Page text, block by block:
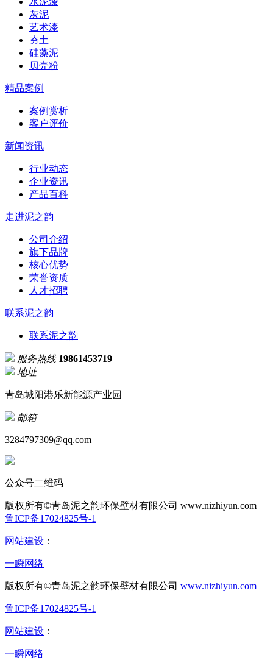
灰泥
艺术漆
夯土
硅藻泥
贝壳粉
精品案例
案例赏析
客户评价
新闻资讯
行业动态
企业资讯
产品百科
走进泥之韵
公司介绍
旗下品牌
核心优势
荣誉资质
人才招聘
联系泥之韵
联系泥之韵
服务热线 19861453719
地址
青岛城阳港乐新能源产业园
邮箱
3284797309@qq.com
公众号二维码
版权所有©青岛泥之韵环保壁材有限公司 www.nizhiyun.com
鲁ICP备17024825号-1
网站建设 ：
一瞬网络
版权所有©青岛泥之韵环保壁材有限公司 www.nizhiyun.com
鲁ICP备17024825号-1
网站建设 ：
一瞬网络